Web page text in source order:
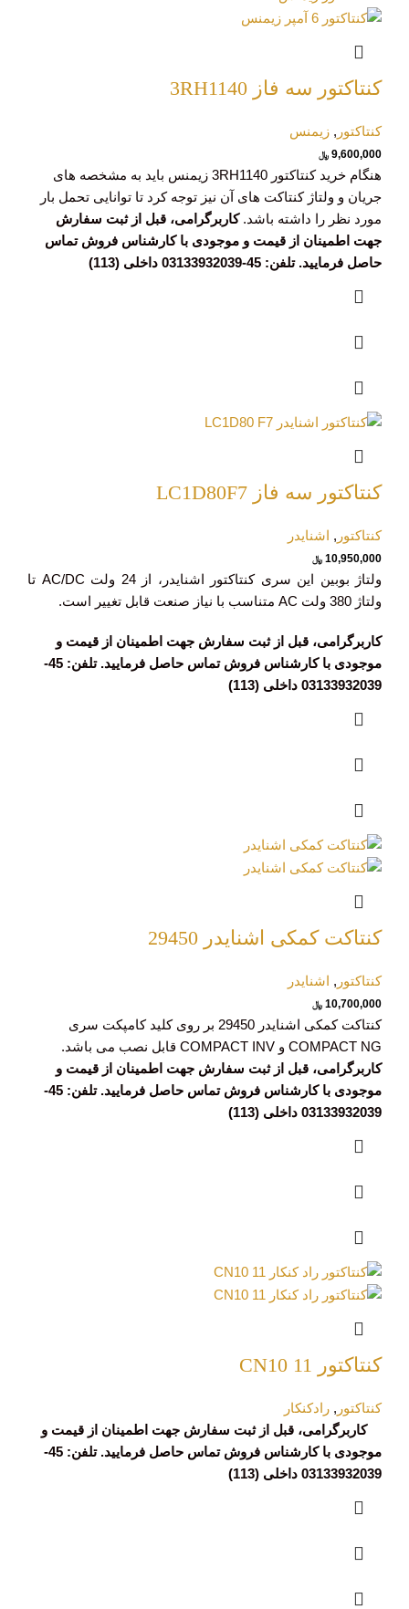
کنتاکتور سه فاز 3RH1140
کنتاکتور , زیمنس
9,600,000 ﷼
هنگام خرید کنتاکتور 3RH1140 زیمنس باید به مشخصه های
جریان و ولتاژ کنتاکت های آن نیز توجه کرد تا توانایی تحمل بار
مورد نظر را داشته باشد.کاربرگرامی، قبل از ثبت سفارش
جهت اطمینان از قیمت و موجودی با کارشناس فروش تماس
حاصل فرمایید. تلفن: 45-03133932039 داخلی (113)
کنتاکتور سه فاز LC1D80F7
کنتاکتور , اشنایدر
10,950,000 ﷼
ولتاژ بوبین این سری کنتاکتور اشنایدر، از 24 ولت AC/DC تا
ولتاژ 380 ولت AC متناسب با نیاز صنعت قابل تغییر است.
کاربرگرامی، قبل از ثبت سفارش جهت اطمینان از قیمت و
موجودی با کارشناس فروش تماس حاصل فرمایید. تلفن: 45-
03133932039 داخلی (113)
کنتاکت کمکی اشنایدر 29450
کنتاکتور , اشنایدر
10,700,000 ﷼
کنتاکت کمکی اشنایدر 29450 بر روی کلید کامپکت سری
COMPACT NG و COMPACT INV قابل نصب می باشد.
کاربرگرامی، قبل از ثبت سفارش جهت اطمینان از قیمت و
موجودی با کارشناس فروش تماس حاصل فرمایید. تلفن: 45-
03133932039 داخلی (113)
کنتاکتور CN10 11
کنتاکتور , رادکنکار
کاربرگرامی، قبل از ثبت سفارش جهت اطمینان از قیمت و
موجودی با کارشناس فروش تماس حاصل فرمایید. تلفن: 45-
03133932039 داخلی (113)